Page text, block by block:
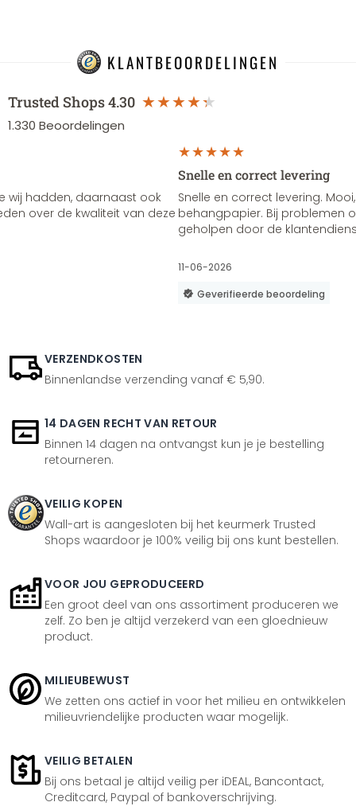
KLANTBEOORDELINGEN
Trusted Shops4.30
1.330 Beoordelingen
wij hadden, daarnaast ook
over de kwaliteit van deze
Snelle en correct levering
Snelle en correct levering.
behangpapier. Bij problemen
geholpen door de
11-06-2026
Geverifieerde beoordeling
VERZENDKOSTEN
Binnenlandse verzending vanaf € 5,90.
14 DAGEN RECHT VAN RETOUR
Binnen 14 dagen na ontvangst kun je je bestelling
retourneren.
VEILIG KOPEN
Wall-art is aangesloten bij het keurmerk Trusted
Shops waardoor je 100% veilig bij ons kunt bestellen.
VOOR JOU GEPRODUCEERD
Een groot deel van ons assortiment produceren we
zelf. Zo ben je altijd verzekerd van een gloednieuw
product.
MILIEUBEWUST
We zetten ons actief in voor het milieu en ontwikkelen
milieuvriendelijke producten waar mogelijk.
VEILIG BETALEN
Bij ons betaal je altijd veilig per iDEAL, Bancontact,
Creditcard, Paypal of bankoverschrijving.